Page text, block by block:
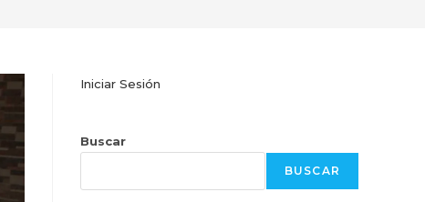
Iniciar Sesión
Buscar
BUSCAR